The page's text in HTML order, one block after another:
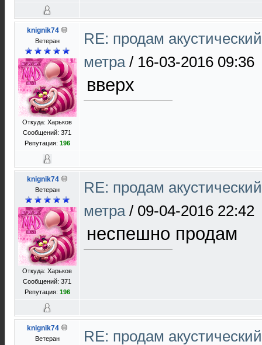
knignik74
Ветеран
Откуда: Харьков
Сообщений: 371
Репутация: 196
RE: продам
метра / 16-03-2016 09:36
вверх
knignik74
Ветеран
Откуда: Харьков
Сообщений: 371
Репутация: 196
RE: продам
метра / 09-04-2016 22:42
неспешно продам
knignik74
Ветеран RE: продам